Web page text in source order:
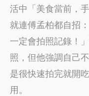
活中「美食當前，
就連傅孟柏都自招
一定會拍照記錄！
照，但他強調自己
是很快速拍完就開
用。